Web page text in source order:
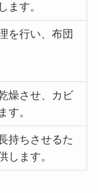
ます。
を行い、布団
燥させ、カビ
す。
持ちさせるた
します。